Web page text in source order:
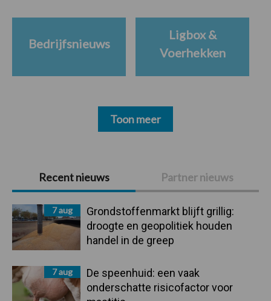
Primaire
Sidebar
Recent nieuws Partner nieuws
7 aug
Grondstoffenmarkt blijft grillig:
droogte en geopolitiek houden
handel in de greep
7 aug
De speenhuid: een vaak
onderschatte risicofactor voor
Bedrijfsnieuws
Ligbox &
Voerhekken
Toon meer